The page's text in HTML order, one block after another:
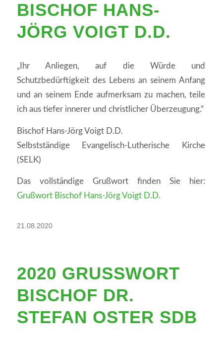
ISCHOF HANS-J
ÖRG VOIGT D.D.
„Ihr Anliegen, auf die Würde und
Schutzbedürftigkeit des Lebens an seinem Anfang
und an seinem Ende aufmerksam zu machen, teile
ich aus tiefer innerer und christlicher Überzeugung.“
Bischof Hans-Jörg Voigt D.D.
Selbstständige Evangelisch-Lutherische Kirche
(SELK)
Das vollständige Grußwort finden Sie hier:
Grußwort Bischof Hans-Jörg Voigt D.D.
21.08.2020
2020 GRUSSWORT B
ISCHOF DR. S
TEFAN OSTER SDB